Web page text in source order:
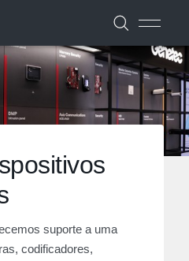
suporte a uma
codificadores,